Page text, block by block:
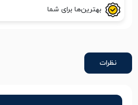
بهترین‌ها برای شما
نظرات